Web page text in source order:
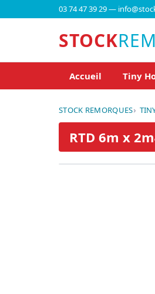
03 74 47 39 29 —
STOCK
Accueil Tiny
STOCK REMORQUES
RTD 6m x